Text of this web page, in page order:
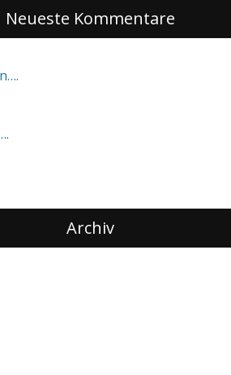
Neueste Kommentare
Archiv